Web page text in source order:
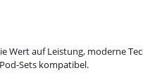
Wert auf Leistung, moderne
Sets kompatibel.